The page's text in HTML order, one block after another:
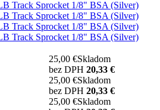
25,00 €Skladom
bez DPH 20,33 €
25,00 €Skladom
bez DPH 20,33 €
25,00 €Skladom